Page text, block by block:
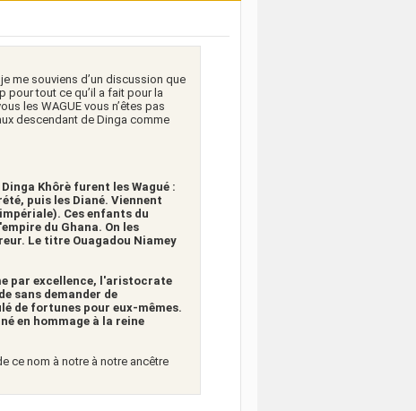
me souviens d’un discussion que
pour tout ce qu’il a fait pour la
les WAGUE vous n’êtes pas
descendant de Dinga comme
Khôrè furent les Wagué :
puis les Diané. Viennent
Ces enfants du
du Ghana. On les
Le titre Ouagadou Niamey
par excellence, l'aristocrate
sans demander de
de fortunes pour eux-mêmes.
en hommage à la reine
ce nom à notre à notre ancêtre